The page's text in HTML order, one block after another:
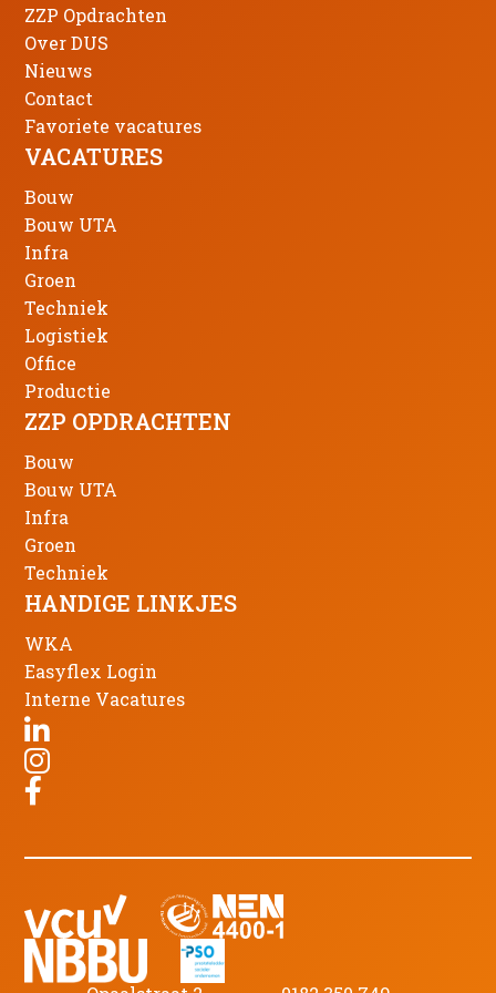
Groen
Techniek
Productie
Bouw
Infra
Groen
Techniek
Nieuws
Ons team
Werken bij DUS
Interne Vacatures
Silvercity Run
Contact
ZZP Opdrachten
Over DUS
Nieuws
Contact
Favoriete vacatures
VACATURES
Bouw
Bouw UTA
Infra
Groen
Techniek
Logistiek
Office
Productie
ZZP OPDRACHTEN
Bouw
Bouw UTA
Infra
Groen
Techniek
HANDIGE LINKJES
WKA
Easyflex Login
Interne Vacatures